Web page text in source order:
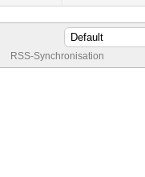
RSS-Synchronisation